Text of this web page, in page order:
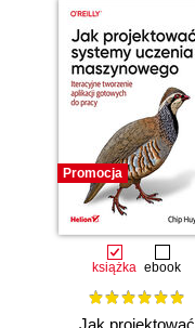
Promocja
książka ebook